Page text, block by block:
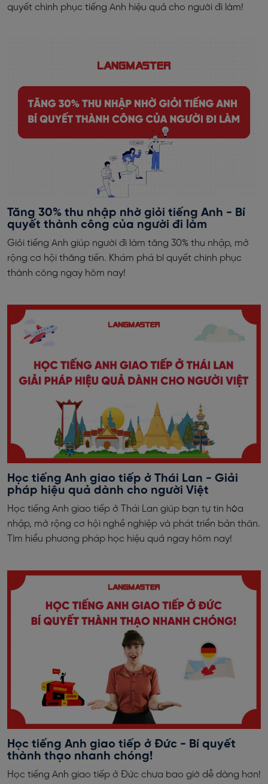
quyết chinh phục tiếng Anh hiệu quả cho người đi làm!
Tăng 30% thu nhập nhờ giỏi tiếng Anh - Bí
quyết thành công của người đi làm
Giỏi tiếng Anh giúp người đi làm tăng 30% thu nhập, mở
rộng cơ hội thăng tiến. Khám phá bí quyết chinh phục
thành công ngay hôm nay!
Học tiếng Anh giao tiếp ở Thái Lan - Giải
pháp hiệu quả dành cho người Việt
Học tiếng Anh giao tiếp ở Thái Lan giúp bạn tự tin hòa
nhập, mở rộng cơ hội nghề nghiệp và phát triển bản thân.
Tìm hiểu phương pháp học hiệu quả ngay hôm nay!
Học tiếng Anh giao tiếp ở Đức - Bí quyết
thành thạo nhanh chóng!
Học tiếng Anh giao tiếp ở Đức chưa bao giờ dễ dàng hơn!